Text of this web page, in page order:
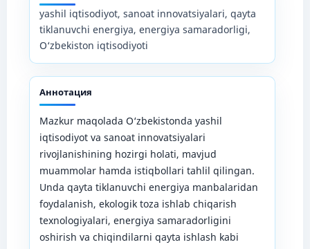
yashil iqtisodiyot, sanoat innovatsiyalari, qayta
tiklanuvchi energiya, energiya samaradorligi,
O‘zbekiston iqtisodiyoti
Аннотация
Mazkur maqolada O‘zbekistonda yashil
iqtisodiyot va sanoat innovatsiyalari
rivojlanishining hozirgi holati, mavjud
muammolar hamda istiqbollari tahlil qilingan.
Unda qayta tiklanuvchi energiya manbalaridan
foydalanish, ekologik toza ishlab chiqarish
texnologiyalari, energiya samaradorligini
oshirish va chiqindilarni qayta ishlash kabi